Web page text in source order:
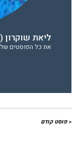
ליאת שוקרון
את כל הפוסטים של
« פוסט קודם